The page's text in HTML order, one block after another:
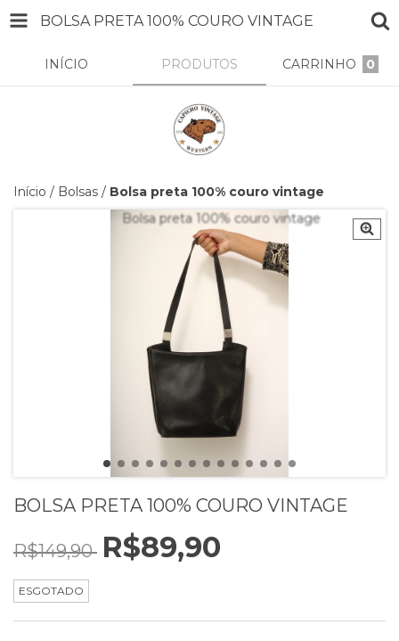
BOLSA PRETA 100% COURO VINTAGE
INÍCIO PRODUTOS CARRINHO 0
Início / Bolsas / Bolsa preta 100% couro vintage
BOLSA PRETA 100% COURO VINTAGE
R$149,90 R$89,90
ESGOTADO